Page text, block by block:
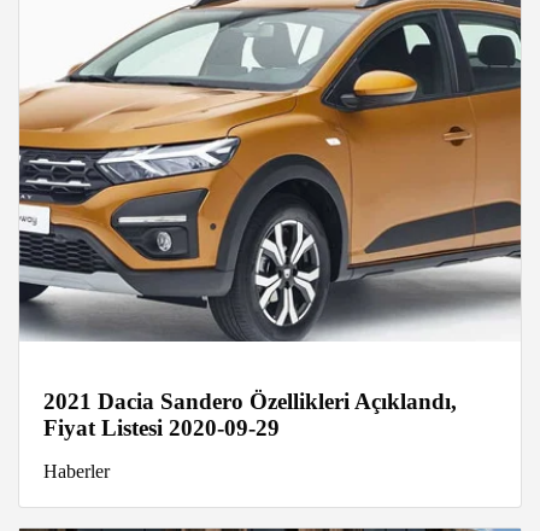
2021 Dacia Sandero Özellikleri Açıklandı,
Fiyat Listesi 2020-09-29
Haberler